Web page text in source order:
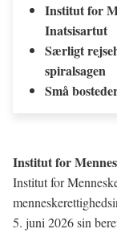
Institut for
Inatsisartut
Særligt
spiralsagen
Små
Institut for
Institut for
5. juni 2026 sin